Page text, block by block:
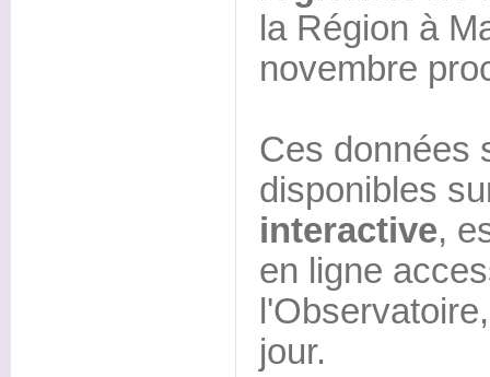
la Région à
novembre
Ces données
disponibles
interactive,
en ligne
jour.